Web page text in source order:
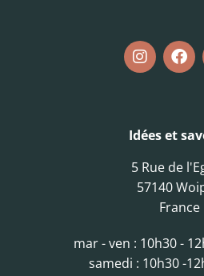
Idées et
5 Rue de
57140
France
mar - ven : 10h30 -
samedi : 10h30 -